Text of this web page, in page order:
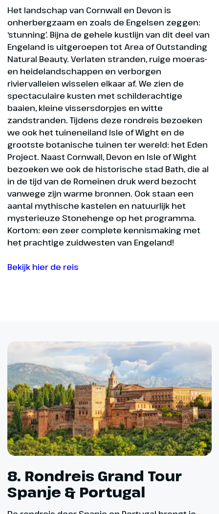
Het landschap van Cornwall en Devon is
onherbergzaam en zoals de Engelsen zeggen:
‘stunning’. Bijna de gehele kustlijn van dit deel van
Engeland is uitgeroepen tot Area of Outstanding
Natural Beauty. Verlaten stranden, ruige moeras-
en heidelandschappen en verborgen
riviervalleien wisselen elkaar af. We zien de
spectaculaire kusten met schilderachtige
baaien, kleine vissersdorpjes en witte
zandstranden. Tijdens deze rondreis bezoeken
we ook het tuineneiland Isle of Wight en de
grootste botanische tuinen ter wereld: het Eden
Project. Naast Cornwall, Devon en Isle of Wight
bezoeken we ook de historische stad Bath, die al
in de tijd van de Romeinen druk werd bezocht
vanwege zijn warme bronnen. Ook staan een
aantal mythische kastelen en natuurlijk het
mysterieuze Stonehenge op het programma.
Kortom: een zeer complete kennismaking met
het prachtige zuidwesten van Engeland!
Bekijk hier de reis
8. Rondreis Grand Tour
Spanje & Portugal